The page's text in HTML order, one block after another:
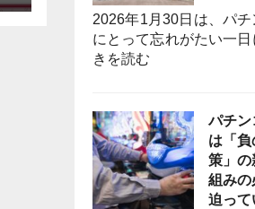
(Industry-
Aligned
Pachinko
Industry?
2026年1月30日は、パチ
にとって忘れがたい一
きを読む
の
族
議
員
誕
パチン
は「
策」
組み
迫って